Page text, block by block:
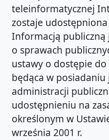
teleinformatycznej
zostaje
Informacją publiczną
o sprawach
ustawy o dostępie
będąca w
administracji
udostępnieniu na
określonym w
września 2001 r.